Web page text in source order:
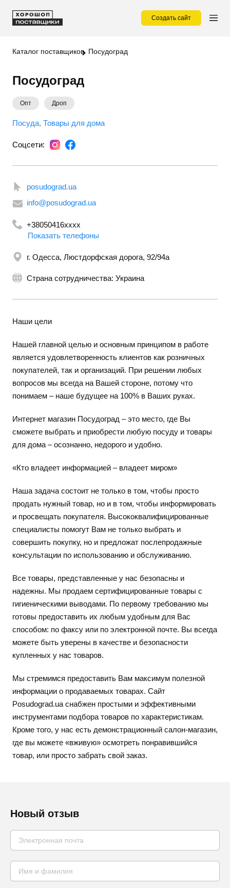
Создать сайт
Каталог поставщиков Посудоград
Посудоград
Опт Дроп
Посуда Товары для дома
Соцсети:
posudograd.ua
info@posudograd.ua
+38050416xxxx
Показать телефоны
г. Одесса, Люстдорфская дорога, 92/94а
Страна сотрудничества: Украина
Наши цели
Нашей главной целью и основным принципом в работе
является удовлетворенность клиентов как розничных
покупателей, так и организаций. При решении любых
вопросов мы всегда на Вашей стороне, потому что
понимаем – наше будущее на 100% в Ваших руках.
Интернет магазин Посудоград – это место, где Вы
сможете выбрать и приобрести любую посуду и товары
для дома – осознанно, недорого и удобно.
«Кто владеет информацией – владеет миром»
Наша задача состоит не только в том, чтобы просто
продать нужный товар, но и в том, чтобы информировать
и просвещать покупателя. Высококвалифицированные
специалисты помогут Вам не только выбрать и
совершить покупку, но и предложат послепродажные
консультации по использованию и обслуживанию.
Все товары, представленные у нас безопасны и
надежны. Мы продаем сертифицированные товары с
гигиеническими выводами. По первому требованию мы
готовы предоставить их любым удобным для Вас
способом: по факсу или по электронной почте. Вы всегда
можете быть уверены в качестве и безопасности
купленных у нас товаров.
Мы стремимся предоставить Вам максимум полезной
информации о продаваемых товарах. Сайт
Posudograd.ua снабжен простыми и эффективными
инструментами подбора товаров по характеристикам.
Кроме того, у нас есть демонстрационный салон-магазин,
где вы можете «вживую» осмотреть понравившийся
товар, или просто забрать свой заказ.
Новый отзыв